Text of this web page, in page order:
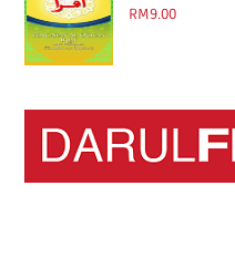
RM9.00